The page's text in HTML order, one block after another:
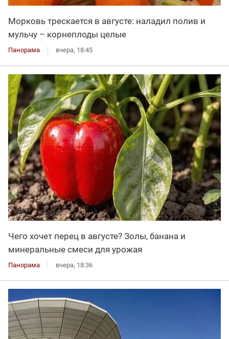
Морковь трескается в августе: наладил полив и
мульчу – корнеплоды целые
Панорама вчера, 18:45
Чего хочет перец в августе? Золы, банана и
минеральные смеси для урожая
Панорама вчера, 18:36